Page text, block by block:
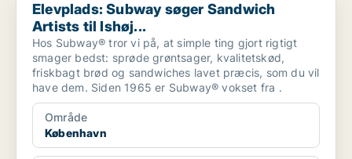
Elevplads: Subway søger Sandwich
Artists til Ishøj...
Hos Subway® tror vi på, at simple ting gjort rigtigt
smager bedst: sprøde grøntsager, kvalitetskød,
friskbagt brød og sandwiches lavet præcis, som du vil
have dem. Siden 1965 er Subway® vokset fra .
Område
København